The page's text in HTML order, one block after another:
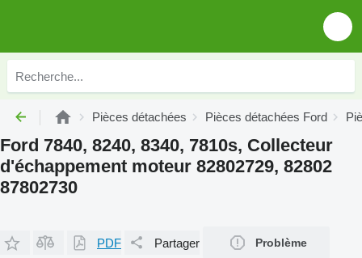
Pièces détachées Pièces détachées Ford
Ford 7840, 8240, 8340, 7810s, Collecteur
d'échappement moteur 82802729, 82802
87802730
PDF Partager Problème